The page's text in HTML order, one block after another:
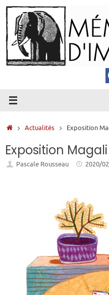
Passer
au
contenu
Accueil
Actualités Exposition
Exposition
Pascale Rousseau 2020/